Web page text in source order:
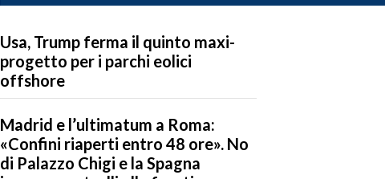
Usa, Trump ferma il quinto maxi-
progetto per i parchi eolici
offshore
Madrid e l’ultimatum a Roma:
«Confini riaperti entro 48 ore». No
di Palazzo Chigi e la Spagna